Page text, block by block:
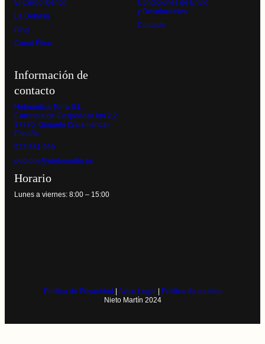
El Cerdo Ibérico
La Dehesa
Blog
Canal Ético
Condiciones de Envío
y Devoluciones
Contacto
Información de
contacto
Helmántica Terra S.L.
Carretera de Cespedosa km 2,2
37770, Guijuelo (Salamanca)
España
923 581 099
pedidos@nietomartin.es
Horario
Lunes a viernes: 8:00 – 15:00
Política de Privacidad Aviso Legal
Política de cookies
Nieto Martín 2024